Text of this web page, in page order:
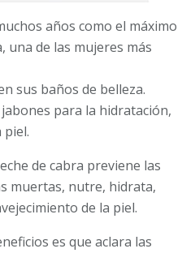
años como el máximo
una de las mujeres más
sus baños de belleza.
para la hidratación,
piel.
de cabra previene las
muertas, nutre, hidrata,
de la piel.
es que aclara las